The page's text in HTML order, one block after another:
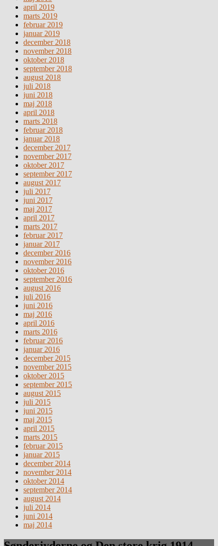
april 2019
marts 2019
februar 2019
januar 2019
december 2018
november 2018
oktober 2018
september 2018
august 2018
juli 2018
juni 2018
maj 2018
april 2018
marts 2018
februar 2018
januar 2018
december 2017
november 2017
oktober 2017
september 2017
august 2017
juli 2017
juni 2017
maj 2017
april 2017
marts 2017
februar 2017
januar 2017
december 2016
november 2016
oktober 2016
september 2016
august 2016
juli 2016
juni 2016
maj 2016
april 2016
marts 2016
februar 2016
januar 2016
december 2015
november 2015
oktober 2015
september 2015
august 2015
juli 2015
juni 2015
maj 2015
april 2015
marts 2015
februar 2015
januar 2015
december 2014
november 2014
oktober 2014
september 2014
august 2014
juli 2014
juni 2014
maj 2014